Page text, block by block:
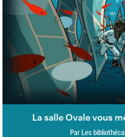
La salle Ovale vous
Par Les